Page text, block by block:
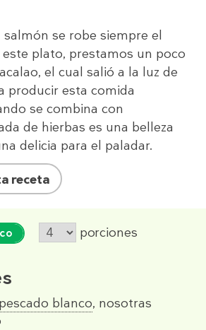
salmón se robe siempre el
plato, prestamos un poco
el cual salió a la luz de
producir esta comida
se combina con
de hierbas es una belleza
delicia para el paladar.
receta
porciones
blanco, nosotras